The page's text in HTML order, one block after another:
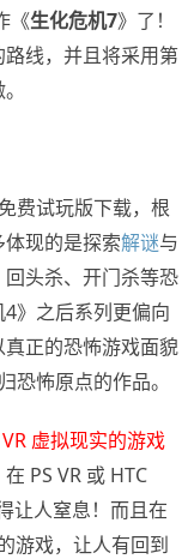
《生化危机7》了！
路线，并且将采用第
费试玩版下载，根
现的是探索解谜与
头杀、开门杀等恐
》之后系列更偏向
正的恐怖游戏面貌
恐怖原点的作品。
虚拟现实的游戏
PS VR 或 HTC
让人窒息！而且在
游戏，让人有回到